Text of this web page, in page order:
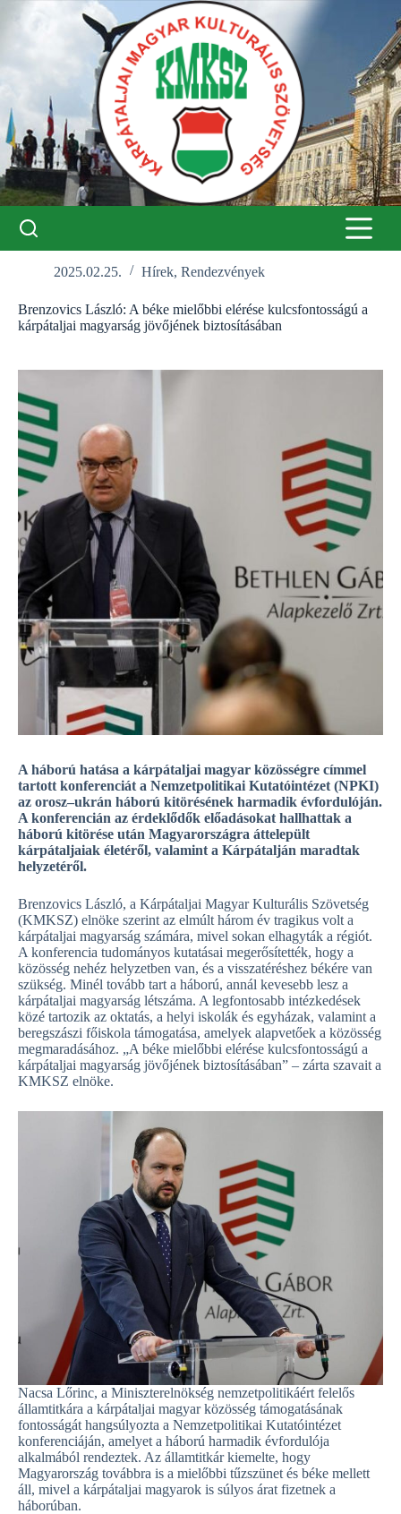
2025.02.25. Hírek, Rendezvények
Brenzovics László: A béke mielőbbi elérése kulcsfontosságú a
kárpátaljai magyarság jövőjének biztosításában
A háború hatása a kárpátaljai magyar közösségre címmel
tartott konferenciát a Nemzetpolitikai Kutató­intézet (NPKI)
az orosz‒ukrán háború kitörésének harmadik évfordulóján.
A konferencián az érdeklődők előadásokat hallhattak a
háború kitörése után Magyarországra áttelepült
kárpátaljaiak életéről, valamint a Kárpátalján maradtak
helyzetéről.
Brenzovics László, a Kárpátaljai Magyar Kulturális Szövetség
(KMKSZ) elnöke szerint az elmúlt három év tragikus volt a
kárpátaljai magyarság számára, mivel sokan elhagyták a régiót.
A konferencia tudományos kutatásai megerősítették, hogy a
közösség nehéz helyzetben van, és a visszatéréshez békére van
szükség. Minél tovább tart a háború, annál kevesebb lesz a
kárpátaljai magyarság létszáma. A legfontosabb intézkedések
közé tartozik az oktatás, a helyi iskolák és egyházak, valamint a
beregszászi főiskola támogatása, amelyek alapvetőek a közösség
megmaradásához. „A béke mielőbbi elérése kulcsfontosságú a
kárpátaljai magyarság jövőjének biztosításában” – zárta szavait a
KMKSZ elnöke.
Nacsa Lőrinc, a Miniszterelnökség nemzetpolitikáért felelős
államtitkára a kárpátaljai magyar közösség támogatásának
fontosságát hangsúlyozta a Nemzetpolitikai Kutatóintézet
konferenciáján, amelyet a háború harmadik évfordulója
alkalmából rendeztek. Az államtitkár kiemelte, hogy
Magyarország továbbra is a mielőbbi tűzszünet és béke mellett
áll, mivel a kárpátaljai magyarok is súlyos árat fizetnek a
háborúban.